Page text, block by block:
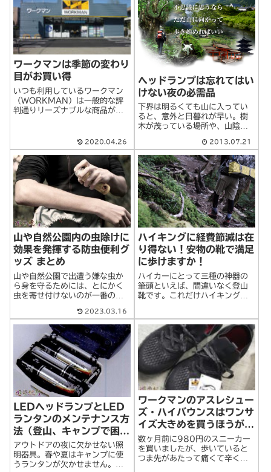
えてみたい。野外で寝るという
こと〜ここをキャン>続きを読む
ワークマンは季節の変わり
目がお買い得
いつも利用しているワークマン
（WORKMAN）は一般的な評
判通りリーズナブルな商品がた
正直数年前に最初にテレビなど
で取り上げられて評判になった
ときは、アウトドア目線で見る
と良い商品でも>続きを読む
2020.04.26
ヘッドランプは忘れてはい
けない夜の必需品
下界は明るくても山に入ってい
ると、意外と日暮れが早い。樹
木が茂っている場所や、山陰に
いものです。そんなときでも早
めにヘッドランプが出せるよう
に、用意しておくほうがいい。
2013.07.21
山や自然公園内の虫除けに
効果を発揮する防虫便利グ
ッズ まとめ
山や自然公園で出遭う嫌な虫か
ら身を守るためには、とにかく
虫を寄せ付けないのが一番の対
薬をはじめ、携帯用の防虫マッ
トやハーブ類など、種類豊富な
虫除けグッズの中からアウトド
アで役立つ虫除けグッズを紹介
しましょう。野外>続きを読む
2023.03.16
ハイキングに経費節減は在
り得ない！安物の靴で満足
に歩けますか！
ハイカーにとって三種の神器の
筆頭といえば、間違いなく登山
靴です。これだけハイキングが
公開されているにもかかわら
ず、「何を準備したらいいのか
わからない」という人が多い。
ハイキングに関心を>続きを読む
LEDヘッドランプとLED
ランタンのメンテナンス方
法（登山、キャンプで困ら
ないために）
アウトドアの夜に欠かせない照
明器具。春や夏はキャンプに使
うランタンが欠かせません。秋
ワークマンのアスレシュー
ズ・ハイバウンスはワンサ
イズ大きめを買うほうが良
い
数ヶ月前に980円のスニーカー
を買いましたが、歩いていると
つま先があたって痛くて辛くな